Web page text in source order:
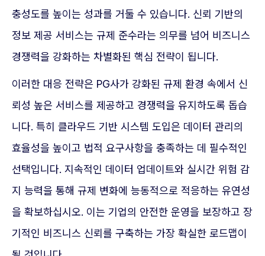
충성도를 높이는 성과를 거둘 수 있습니다. 신뢰 기반의
정보 제공 서비스는 규제 준수라는 의무를 넘어 비즈니스
경쟁력을 강화하는 차별화된 핵심 전략이 됩니다.
이러한 대응 전략은 PG사가 강화된 규제 환경 속에서 신
뢰성 높은 서비스를 제공하고 경쟁력을 유지하도록 돕습
니다. 특히 클라우드 기반 시스템 도입은 데이터 관리의
효율성을 높이고 법적 요구사항을 충족하는 데 필수적인
선택입니다. 지속적인 데이터 업데이트와 실시간 위험 감
지 능력을 통해 규제 변화에 능동적으로 적응하는 유연성
을 확보하십시오. 이는 기업의 안전한 운영을 보장하고 장
기적인 비즈니스 신뢰를 구축하는 가장 확실한 로드맵이